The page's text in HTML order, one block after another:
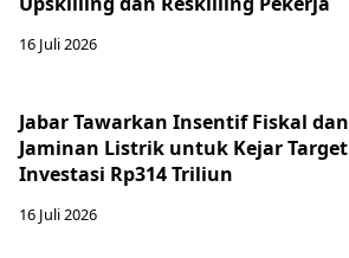
16 Juli 2026
Jabar Tawarkan Insentif Fiskal dan
Jaminan Listrik untuk Kejar Target
Investasi Rp314 Triliun
16 Juli 2026